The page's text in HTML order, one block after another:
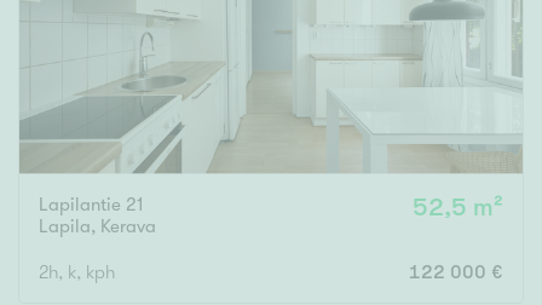
Lapilantie 21
Lapila, Kerava
52,5 m²
2h, k, kph 122 000 €